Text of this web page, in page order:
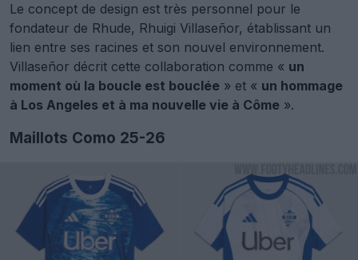
Le concept de design est très personnel pour le
fondateur de Rhude, Rhuigi Villaseñor, établissant un
lien entre ses racines et son nouvel environnement.
Villaseñor décrit cette collaboration comme « un
moment où la boucle est bouclée » et « un hommage
à Los Angeles et à ma nouvelle vie à Côme ».
Maillots Como 25-26